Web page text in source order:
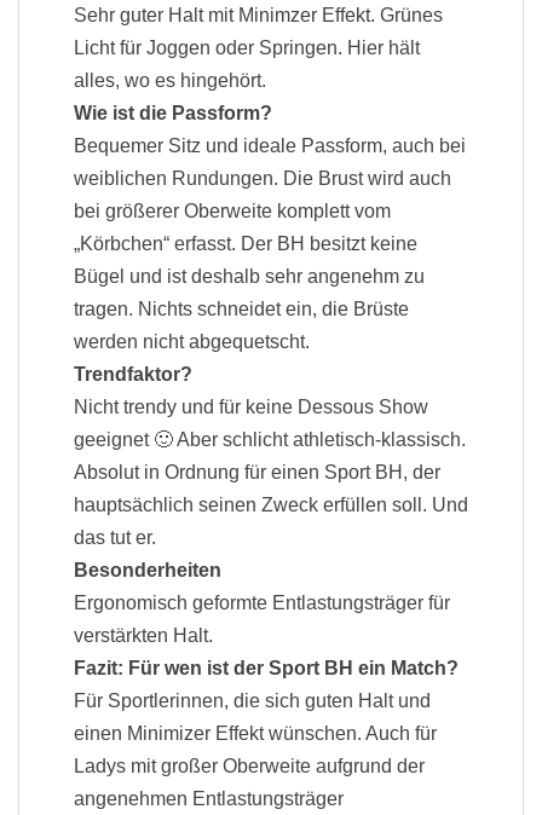
Sehr guter Halt mit Minimzer Effekt. Grünes
Licht für Joggen oder Springen. Hier hält
alles, wo es hingehört.
Wie ist die Passform?
Bequemer Sitz und ideale Passform, auch bei
weiblichen Rundungen. Die Brust wird auch
bei größerer Oberweite komplett vom
„Körbchen“ erfasst. Der BH besitzt keine
Bügel und ist deshalb sehr angenehm zu
tragen. Nichts schneidet ein, die Brüste
werden nicht abgequetscht.
Trendfaktor?
Nicht trendy und für keine Dessous Show
geeignet 🙂 Aber schlicht athletisch-klassisch.
Absolut in Ordnung für einen Sport BH, der
hauptsächlich seinen Zweck erfüllen soll. Und
das tut er.
Besonderheiten
Ergonomisch geformte Entlastungsträger für
verstärkten Halt.
Fazit: Für wen ist der Sport BH ein Match?
Für Sportlerinnen, die sich guten Halt und
einen Minimizer Effekt wünschen. Auch für
Ladys mit großer Oberweite aufgrund der
angenehmen Entlastungsträger